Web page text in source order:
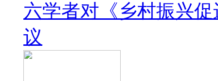
六学者对《乡村振兴
议